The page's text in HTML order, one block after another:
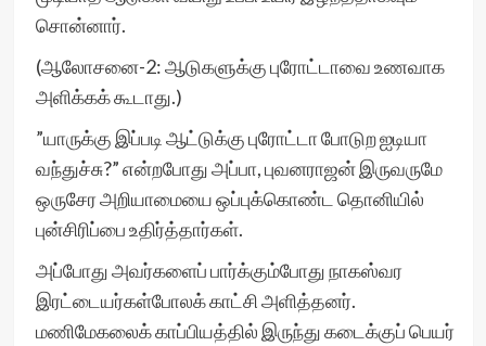
சொன்னார்.
(ஆலோசனை-2: ஆடுகளுக்கு புரோட்டாவை உணவாக
அளிக்கக் கூடாது.)
”யாருக்கு இப்படி ஆட்டுக்கு புரோட்டா போடுற ஐடியா
வந்துச்சு?” என்றபோது அப்பா, புவனராஜன் இருவருமே
ஒருசேர அறியாமையை ஒப்புக்கொண்ட தொனியில்
புன்சிரிப்பை உதிர்த்தார்கள்.
அப்போது அவர்களைப் பார்க்கும்போது நாகஸ்வர
இரட்டையர்கள்போலக் காட்சி அளித்தனர்.
மணிமேகலைக் காப்பியத்தில் இருந்து கடைக்குப் பெயர்